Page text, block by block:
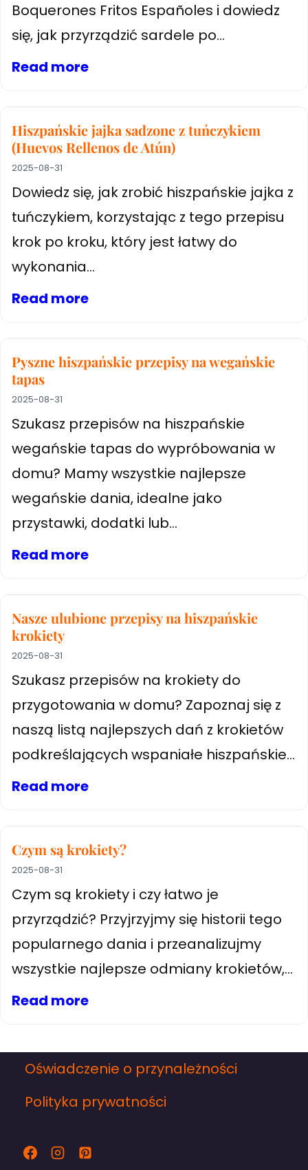
Boquerones Fritos Españoles i dowiedz
się, jak przyrządzić sardele po...
Read more
Hiszpańskie jajka sadzone z tuńczykiem
(Huevos Rellenos de Atún)
2025-08-31
Dowiedz się, jak zrobić hiszpańskie jajka z
tuńczykiem, korzystając z tego przepisu
krok po kroku, który jest łatwy do
wykonania...
Read more
Pyszne hiszpańskie przepisy na wegańskie
tapas
2025-08-31
Szukasz przepisów na hiszpańskie
wegańskie tapas do wypróbowania w
domu? Mamy wszystkie najlepsze
wegańskie dania, idealne jako
przystawki, dodatki lub...
Read more
Nasze ulubione przepisy na hiszpańskie
krokiety
2025-08-31
Szukasz przepisów na krokiety do
przygotowania w domu? Zapoznaj się z
naszą listą najlepszych dań z krokietów
podkreślających wspaniałe hiszpańskie...
Read more
Czym są krokiety?
2025-08-31
Czym są krokiety i czy łatwo je
przyrządzić? Przyjrzyjmy się historii tego
popularnego dania i przeanalizujmy
wszystkie najlepsze odmiany krokietów,...
Read more
Oświadczenie o przynależności
Polityka prywatności